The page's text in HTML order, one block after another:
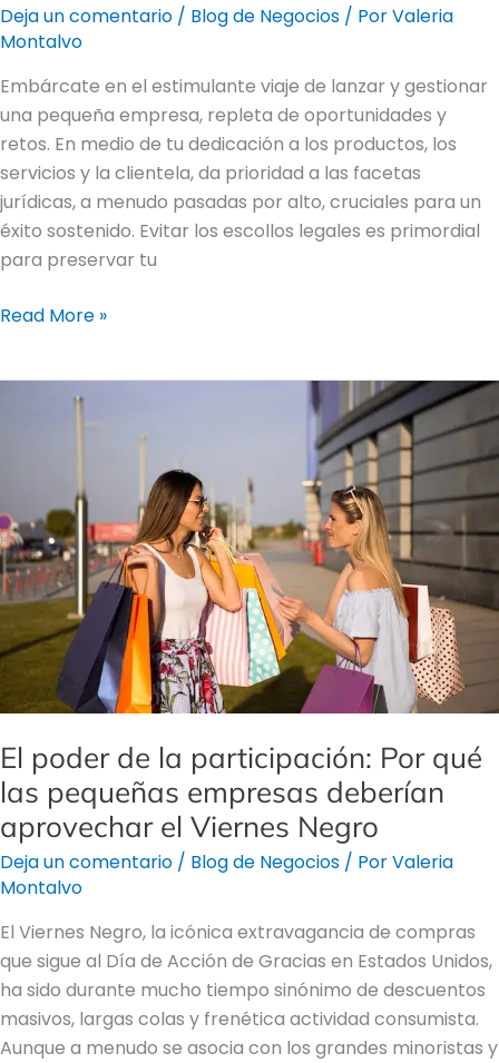
Deja un comentario / Blog de Negocios / PorValeria
Montalvo
Embárcate en el estimulante viaje de lanzar y gestionar
una pequeña empresa, repleta de oportunidades y
retos. En medio de tu dedicación a los productos, los
servicios y la clientela, da prioridad a las facetas
jurídicas, a menudo pasadas por alto, cruciales para un
éxito sostenido. Evitar los escollos legales es primordial
para preservar tu
Read More »
El poder de la participación: Por qué
las pequeñas empresas deberían
aprovechar el Viernes Negro
Deja un comentario / Blog de Negocios / PorValeria
Montalvo
El Viernes Negro, la icónica extravagancia de compras
que sigue al Día de Acción de Gracias en Estados Unidos,
ha sido durante mucho tiempo sinónimo de descuentos
masivos, largas colas y frenética actividad consumista.
Aunque a menudo se asocia con los grandes minoristas y
participación:
Por
qué
las
pequeñas
empresas
deberían
aprovechar
el
Viernes
Negro